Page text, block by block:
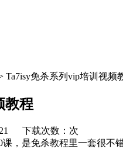
Ta7isy免杀系列vip培训视频
教程
21 下载次数： 次
课，是免杀教程里一套很